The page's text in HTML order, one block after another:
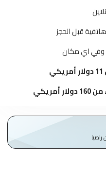
قبل الحجز
وفي اي مكان
أمريكي